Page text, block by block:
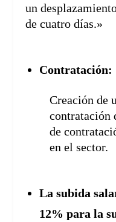
un
de cuatro días.»
Contratación:
Creación de
contratación
de
en el sector.
La subida
12% para la